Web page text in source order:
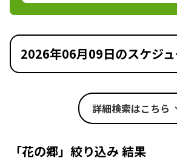
2026年06月09日のスケジ
詳細検索はこちら
「花の郷」絞り込み 結果